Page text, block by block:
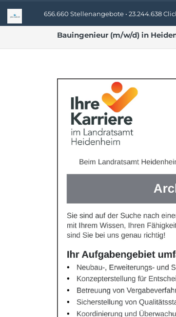
656.660 Stellenangebote • 23.244.638
Bauingenieur (m/w/d) in